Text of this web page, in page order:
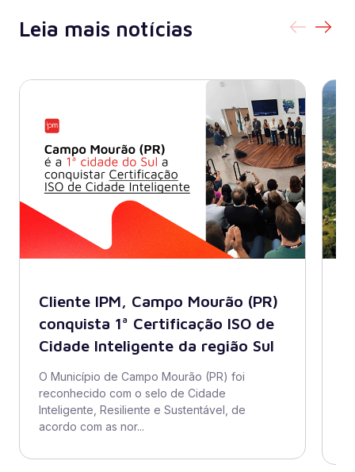
Leia mais notícias
Cliente IPM, Campo Mourão (PR)
conquista 1ª Certificação ISO de
Cidade Inteligente da região Sul
O Município de Campo Mourão (PR) foi
reconhecido com o selo de Cidade
Inteligente, Resiliente e Sustentável, de
acordo com as nor...